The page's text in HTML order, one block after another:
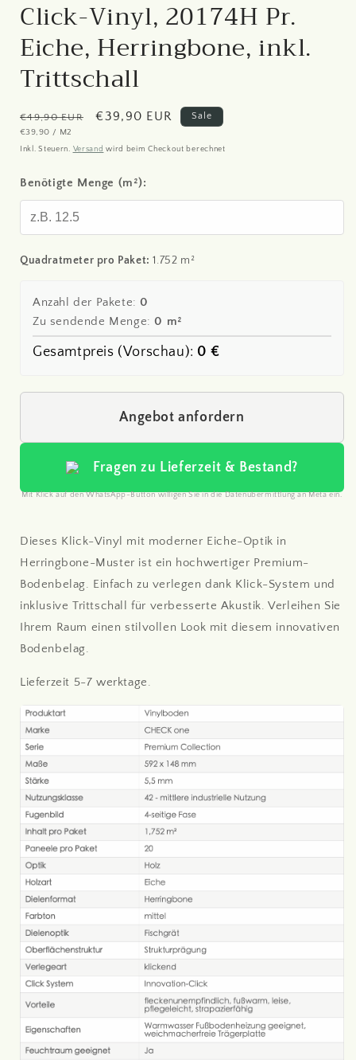
Click-Vinyl, 20174H Pr.
Eiche, Herringbone, inkl.
Trittschall
Normaler
Preis
€49,90 EUR Verkaufspreis
€39,90 EUR
GRUNDPREIS
€39,90 / PRO
M2
Sale
Inkl. Steuern. Versand wird beim Checkout berechnet
Benötigte Menge (m²):
Quadratmeter pro Paket: 1.752 m²
Anzahl der Pakete:0
Zu sendende Menge:0 m²
Gesamtpreis (Vorschau): 0 €
Angebot anfordern
Fragen zu Lieferzeit & Bestand?
Mit Klick auf den WhatsApp-Button willigen Sie in die Datenübermittlung an Meta ein.
Dieses Klick-Vinyl mit moderner Eiche-Optik in
Herringbone-Muster ist ein hochwertiger Premium-
Bodenbelag. Einfach zu verlegen dank Klick-System und
inklusive Trittschall für verbesserte Akustik. Verleihen Sie
Ihrem Raum einen stilvollen Look mit diesem innovativen
Bodenbelag.
Lieferzeit 5-7 werktage.